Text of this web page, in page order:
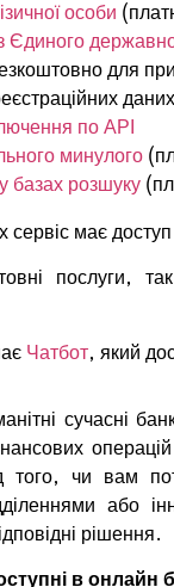
особи
Єдиного
для
даних
по АРІ
минулого
базах розшуку
сервіс має
послуги,
Чатбот, який
сучасні
того, чи вам
або
рішення.
в онлайн